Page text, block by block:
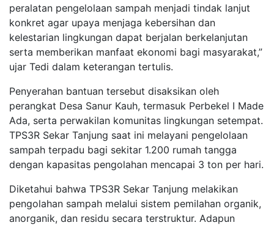
peralatan pengelolaan sampah menjadi tindak lanjut
konkret agar upaya menjaga kebersihan dan
kelestarian lingkungan dapat berjalan berkelanjutan
serta memberikan manfaat ekonomi bagi masyarakat,”
ujar Tedi dalam keterangan tertulis.
Penyerahan bantuan tersebut disaksikan oleh
perangkat Desa Sanur Kauh, termasuk Perbekel I Made
Ada, serta perwakilan komunitas lingkungan setempat.
TPS3R Sekar Tanjung saat ini melayani pengelolaan
sampah terpadu bagi sekitar 1.200 rumah tangga
dengan kapasitas pengolahan mencapai 3 ton per hari.
Diketahui bahwa TPS3R Sekar Tanjung melakikan
pengolahan sampah melalui sistem pemilahan organik,
anorganik, dan residu secara terstruktur. Adapun